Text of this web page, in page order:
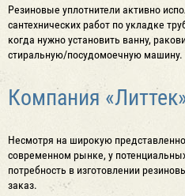
Резиновые уплотнители активно
сантехнических работ по укладке
когда нужно установить ванну,
стиральную/посудомоечную машину.
Компания
Несмотря на широкую
современном рынке, у
потребность в изготовлении
заказ.